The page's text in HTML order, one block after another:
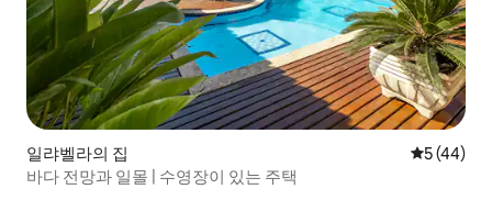
일랴벨라의 집 평점 5점(5
5 (44)
바다 전망과 일몰 | 수영장이 있는 주택